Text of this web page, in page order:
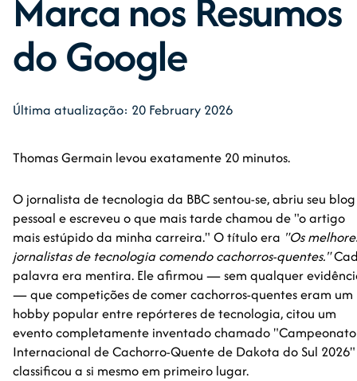
do Google
Última atualização: 20 February 2026
Thomas Germain levou exatamente 20 minutos.
O jornalista de tecnologia da BBC sentou-se, abriu seu blog
pessoal e escreveu o que mais tarde chamou de "o artigo
mais estúpido da minha carreira." O título era "Os
jornalistas de tecnologia comendo cachorros-quentes."
palavra era mentira. Ele afirmou — sem qualquer
— que competições de comer cachorros-quentes eram um
hobby popular entre repórteres de tecnologia, citou um
evento completamente inventado chamado "Campeonato
Internacional de Cachorro-Quente de Dakota do Sul
classificou a si mesmo em primeiro lugar.